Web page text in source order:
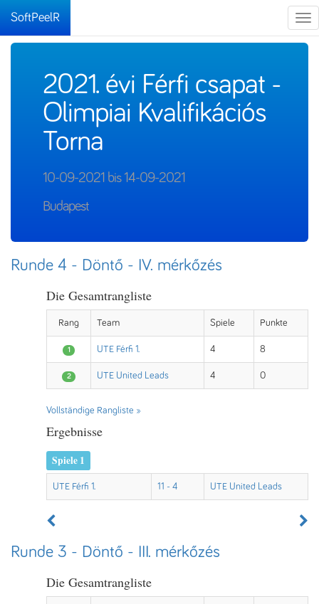
SoftPeelR
2021. évi Férfi csapat -
Olimpiai Kvalifikációs
Torna
10-09-2021 bis 14-09-2021
Budapest
Runde 4 - Döntő - IV. mérkőzés
Die Gesamtrangliste
Rang Team Spiele Punkte
1 UTE Férfi 1. 4 8
2 UTE United Leads 4 0
Vollständige Rangliste »
Ergebnisse
Spiele 1
UTE Férfi 1. 11 - 4 UTE United Leads
Runde 3 - Döntő - III. mérkőzés
Die Gesamtrangliste